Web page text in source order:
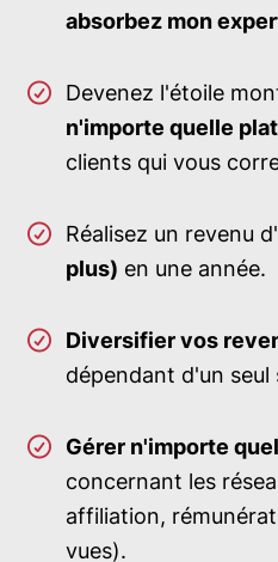
absorbez mon
Devenez l'étoile
n'importe quelle
clients qui vous
Réalisez un revenu
plus) en une année.
Diversifier vos
dépendant d'un seul
Gérer n'importe
concernant les
affiliation,
vues).